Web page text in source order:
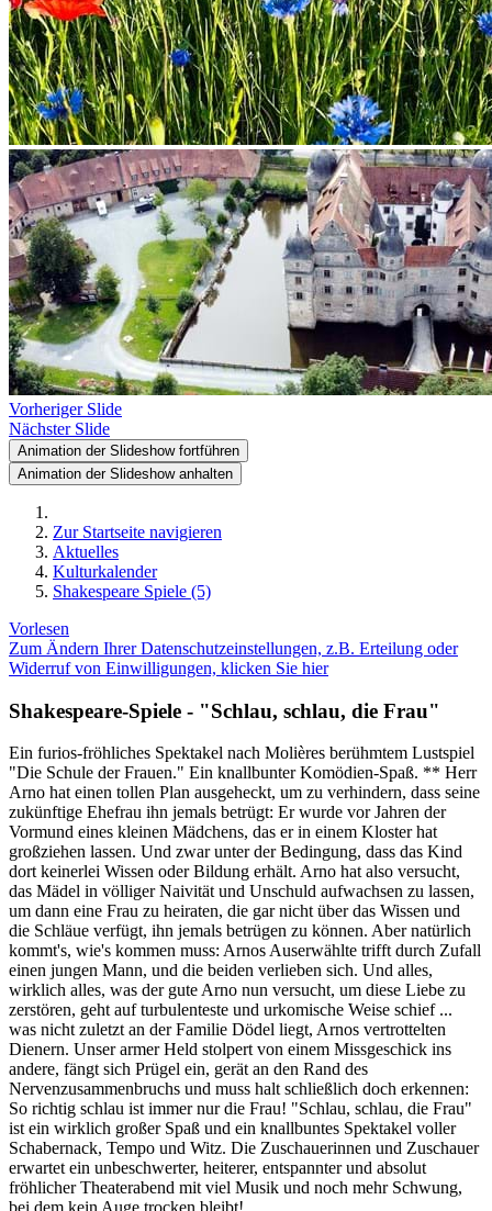
Vorheriger Slide
Nächster Slide
Animation der Slideshow fortführen
Animation der Slideshow anhalten
Zur Startseite navigieren
Aktuelles
Kulturkalender
Shakespeare Spiele (5)
Vorlesen
Zum Ändern Ihrer Datenschutzeinstellungen, z.B. Erteilung oder
Widerruf von Einwilligungen, klicken Sie hier
Shakespeare-Spiele - "Schlau, schlau, die Frau"
Ein furios-fröhliches Spektakel nach Molières berühmtem Lustspiel
"Die Schule der Frauen." Ein knallbunter Komödien-Spaß. ** Herr
Arno hat einen tollen Plan ausgeheckt, um zu verhindern, dass seine
zukünftige Ehefrau ihn jemals betrügt: Er wurde vor Jahren der
Vormund eines kleinen Mädchens, das er in einem Kloster hat
großziehen lassen. Und zwar unter der Bedingung, dass das Kind
dort keinerlei Wissen oder Bildung erhält. Arno hat also versucht,
das Mädel in völliger Naivität und Unschuld aufwachsen zu lassen,
um dann eine Frau zu heiraten, die gar nicht über das Wissen und
die Schläue verfügt, ihn jemals betrügen zu können. Aber natürlich
kommt's, wie's kommen muss: Arnos Auserwählte trifft durch Zufall
einen jungen Mann, und die beiden verlieben sich. Und alles,
wirklich alles, was der gute Arno nun versucht, um diese Liebe zu
zerstören, geht auf turbulenteste und urkomische Weise schief ...
was nicht zuletzt an der Familie Dödel liegt, Arnos vertrottelten
Dienern. Unser armer Held stolpert von einem Missgeschick ins
andere, fängt sich Prügel ein, gerät an den Rand des
Nervenzusammenbruchs und muss halt schließlich doch erkennen:
So richtig schlau ist immer nur die Frau! "Schlau, schlau, die Frau"
ist ein wirklich großer Spaß und ein knallbuntes Spektakel voller
Schabernack, Tempo und Witz. Die Zuschauerinnen und Zuschauer
erwartet ein unbeschwerter, heiterer, entspannter und absolut
fröhlicher Theaterabend mit viel Musik und noch mehr Schwung,